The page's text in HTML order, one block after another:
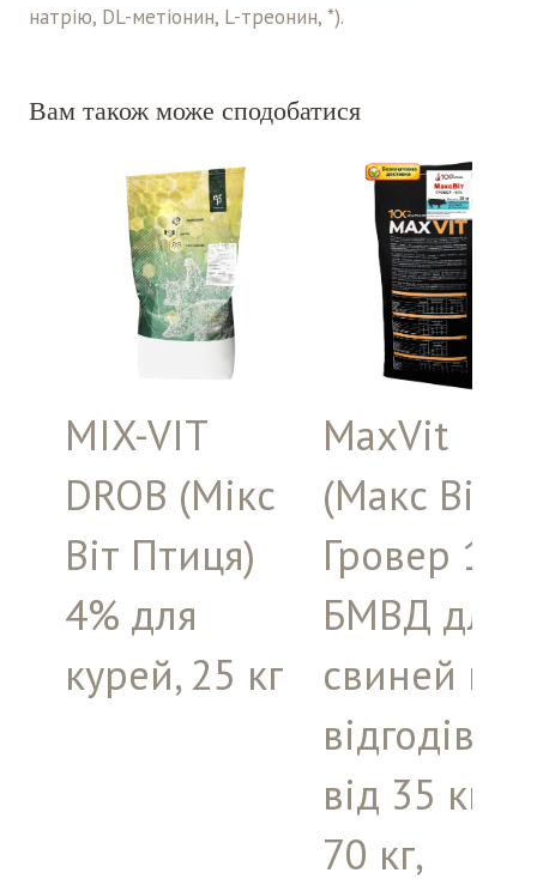
натрію, DL-метіонин, L-треонин, *).
Вам також може сподобатися
MIX-VIT
DROB (Мікс
Віт Птиця)
4% для
курей, 25 кг
MaxVit
(Макс Віт)
Гровер
БМВД для
свиней на
відгодівлі
від 35 кг
70 кг,